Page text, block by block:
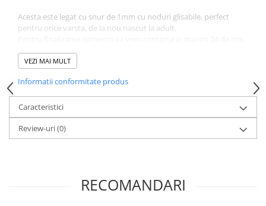
Planner / Jurnal
Ceasuri Personalizate
Calendare Personalizate
Tablouri Personalizate
Rame Foto
Pusculite Personalizate
Brichete Personalizate
Produse personalizate HORECA
Acesta este legat cu snur de 1mm cu noduri glisabile, perfect
pentru orice varsta, de la nou nascut la adult.
in vederea clarificarii detaliilor despre bijuteria dorita.
Bratara ta personalizata va fi livrata intr-un ambalaj elegant, gata
*** Pozele produselor au caracter orientativ, poate varia atat
nuanta snurului cat si luciul banutului.
VEZI MAI MULT
Informatii conformitate produs
Caracteristici
Review-uri(0)
RECOMANDARI